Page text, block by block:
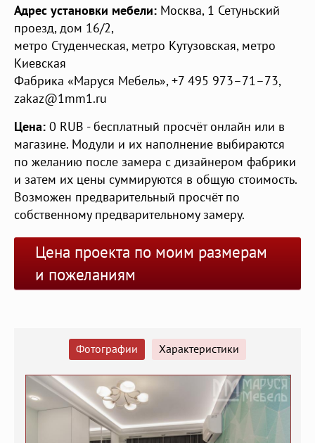
Адрес установки мебели: Москва, 1 Сетуньский
проезд, дом 16/2,
метро Студенческая, метро Кутузовская, метро
Киевская
Фабрика «Маруся Мебель»,+7 495 973–71–73,
zakaz@1mm1.ru
Цена: 0 RUB - бесплатный просчёт онлайн или в
магазине. Модули и их наполнение выбираются
по желанию после замера с дизайнером фабрики
и затем их цены суммируются в общую стоимость.
Возможен предварительный просчёт по
собственному предварительному замеру.
Цена проекта по моим размерам
и пожеланиям
Фотографии Характеристики